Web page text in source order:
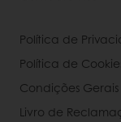
Política de
Política de
Condições
Livro de